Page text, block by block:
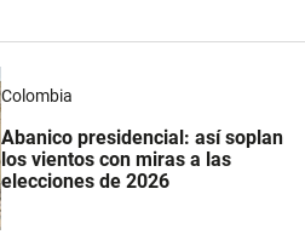
Colombia
Abanico presidencial: así soplan
los vientos con miras a las
elecciones de 2026